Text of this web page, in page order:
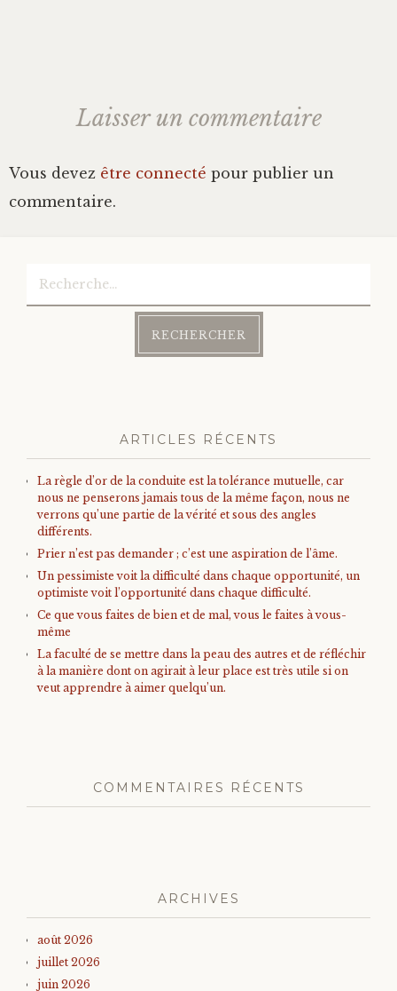
EmotionsLaisser un commentaire
Vous devez être connecté pour publier un
commentaire.
ARTICLES RÉCENTS
La règle d’or de la conduite est la tolérance mutuelle, car
nous ne penserons jamais tous de la même façon, nous ne
verrons qu’une partie de la vérité et sous des angles
différents.
Prier n’est pas demander ; c’est une aspiration de l’âme.
Un pessimiste voit la difficulté dans chaque opportunité, un
optimiste voit l’opportunité dans chaque difficulté.
Ce que vous faites de bien et de mal, vous le faites à vous-
même
La faculté de se mettre dans la peau des autres et de réfléchir
à la manière dont on agirait à leur place est très utile si on
veut apprendre à aimer quelqu’un.
COMMENTAIRES RÉCENTS
ARCHIVES
août 2026
juillet 2026
juin 2026